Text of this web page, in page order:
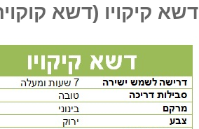
דשא קיקויו (דשא